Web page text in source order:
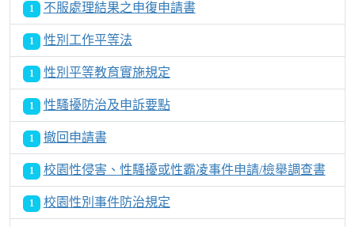
1 不服處理結果之申復申請書
1 性別工作平等法
1 性別平等教育實施規定
1 性騷擾防治及申訴要點
1 撤回申請書
1 校園性侵害、性騷擾或性霸凌事件申請/檢舉調查書
1 校園性別事件防治規定